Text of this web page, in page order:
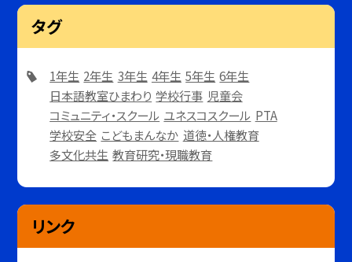
タグ
1年生 2年生 3年生 4年生 5年生 6年生
日本語教室ひまわり 学校行事 児童会
コミュニティ・スクール ユネスコスクール PTA
学校安全 こどもまんなか 道徳・人権教育
多文化共生 教育研究・現職教育
リンク